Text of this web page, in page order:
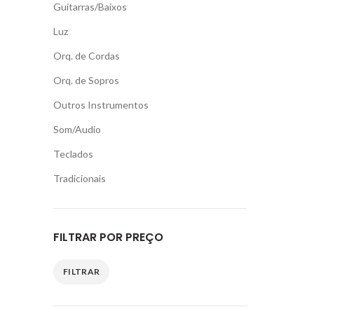
Guitarras/Baixos
Luz
Orq. de Cordas
Orq. de Sopros
Outros Instrumentos
Som/Audio
Teclados
Tradicionais
FILTRAR POR PREÇO
FILTRAR